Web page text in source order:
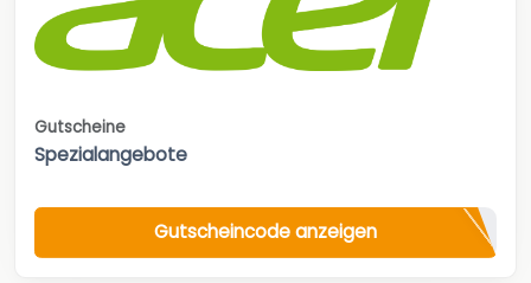
Gutscheine
Spezialangebote
Gutscheincode anzeigen